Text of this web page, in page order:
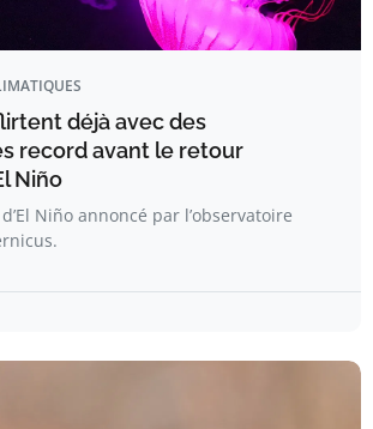
déjà avec des
record avant le retour
Niño
d’El Niño annoncé par l’observatoire